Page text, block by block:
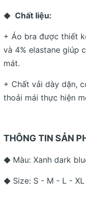
◆ Chất liệu:
+ Áo bra được thiết
và 4% elastane giúp
mát.
+ Chất vải dày dặn,
thoải mái thực hiện
THÔNG TIN SẢN
◆ Màu: Xanh dark
◆ Size: S - M - L - XL